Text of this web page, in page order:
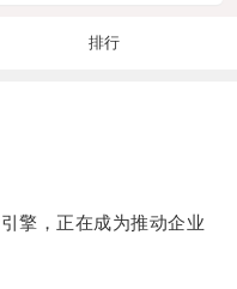
排行
，正在成为推动企业